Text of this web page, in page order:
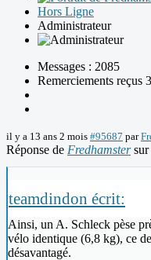
Hors Ligne
Administrateur
Messages : 2085
Remerciements reçus
il y a 13 ans 2 mois #95687 par
Réponse de Fredhamstersur
teamdindon écrit:
Ainsi, un A. Schleck pèse
vélo identique (6,8 kg), ce
désavantagé.